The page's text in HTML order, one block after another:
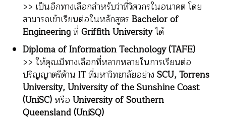
>> เป็นอีกทางเลือกสำหรับว่าที่วิศวกรในอนาคต โดย
สามารถเข้าเรียนต่อในหลักสูตร Bachelor of
Engineeringที่Griffith Universityได้
Diploma of Information Technology (TAFE)
>> ให้คุณมีทางเลือกที่หลากหลายในการเรียนต่อ
ปริญญาตรีด้าน IT ที่มหาวิทยาลัยอย่าง SCU, Torrens
University, University of the Sunshine Coast
(UniSC)หรือ University of Southern
Queensland (UniSQ)